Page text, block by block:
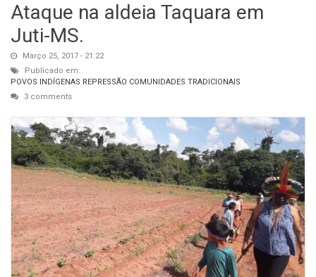
Ataque na aldeia Taquara em
Juti-MS.
Março 25, 2017 - 21:22
Publicado em:
POVOS INDÍGENAS REPRESSÃO COMUNIDADES TRADICIONAIS
3 comments